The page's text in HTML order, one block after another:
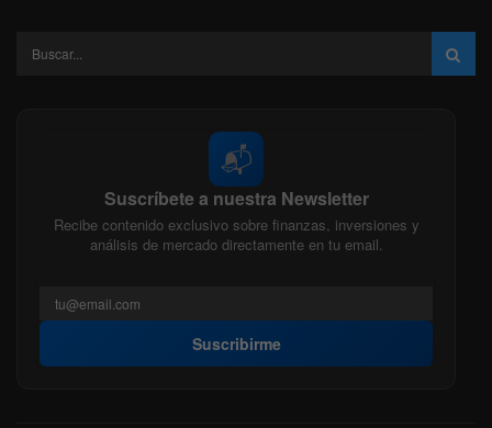
📬
Suscríbete a nuestra Newsletter
Recibe contenido exclusivo sobre finanzas, inversiones y
análisis de mercado directamente en tu email.
Suscribirme